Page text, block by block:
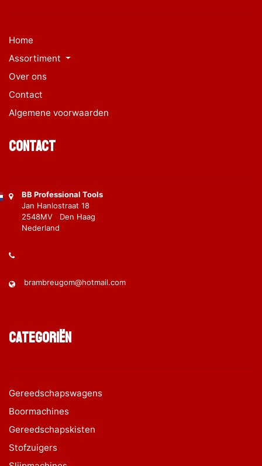
Home
Assortiment
Over ons
Contact
Algemene voorwaarden
Contact
BB Professional Tools
Jan Hanlostraat 18
2548MV Den Haag
Nederland
brambreugom@hotmail.com
Categoriën
Gereedschapswagens
Boormachines
Gereedschapskisten
Stofzuigers